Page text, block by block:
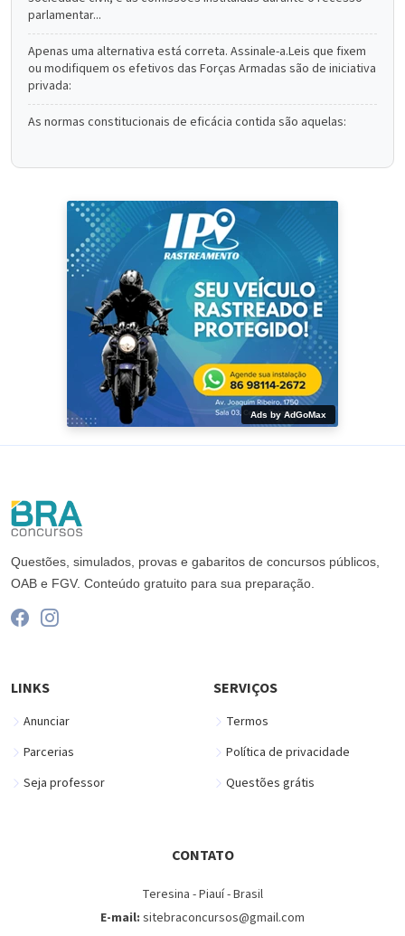
parlamentar...
Apenas uma alternativa está correta. Assinale-a.Leis que fixem
ou modifiquem os efetivos das Forças Armadas são de iniciativa
privada:
As normas constitucionais de eficácia contida são aquelas:
Ads by AdGoMax
Questões, simulados, provas e gabaritos de concursos públicos,
OAB e FGV. Conteúdo gratuito para sua preparação.
LINKS
Anunciar
Parcerias
Seja professor
SERVIÇOS
Termos
Política de privacidade
Questões grátis
CONTATO
Teresina - Piauí - Brasil
E-mail: sitebraconcursos@gmail.com